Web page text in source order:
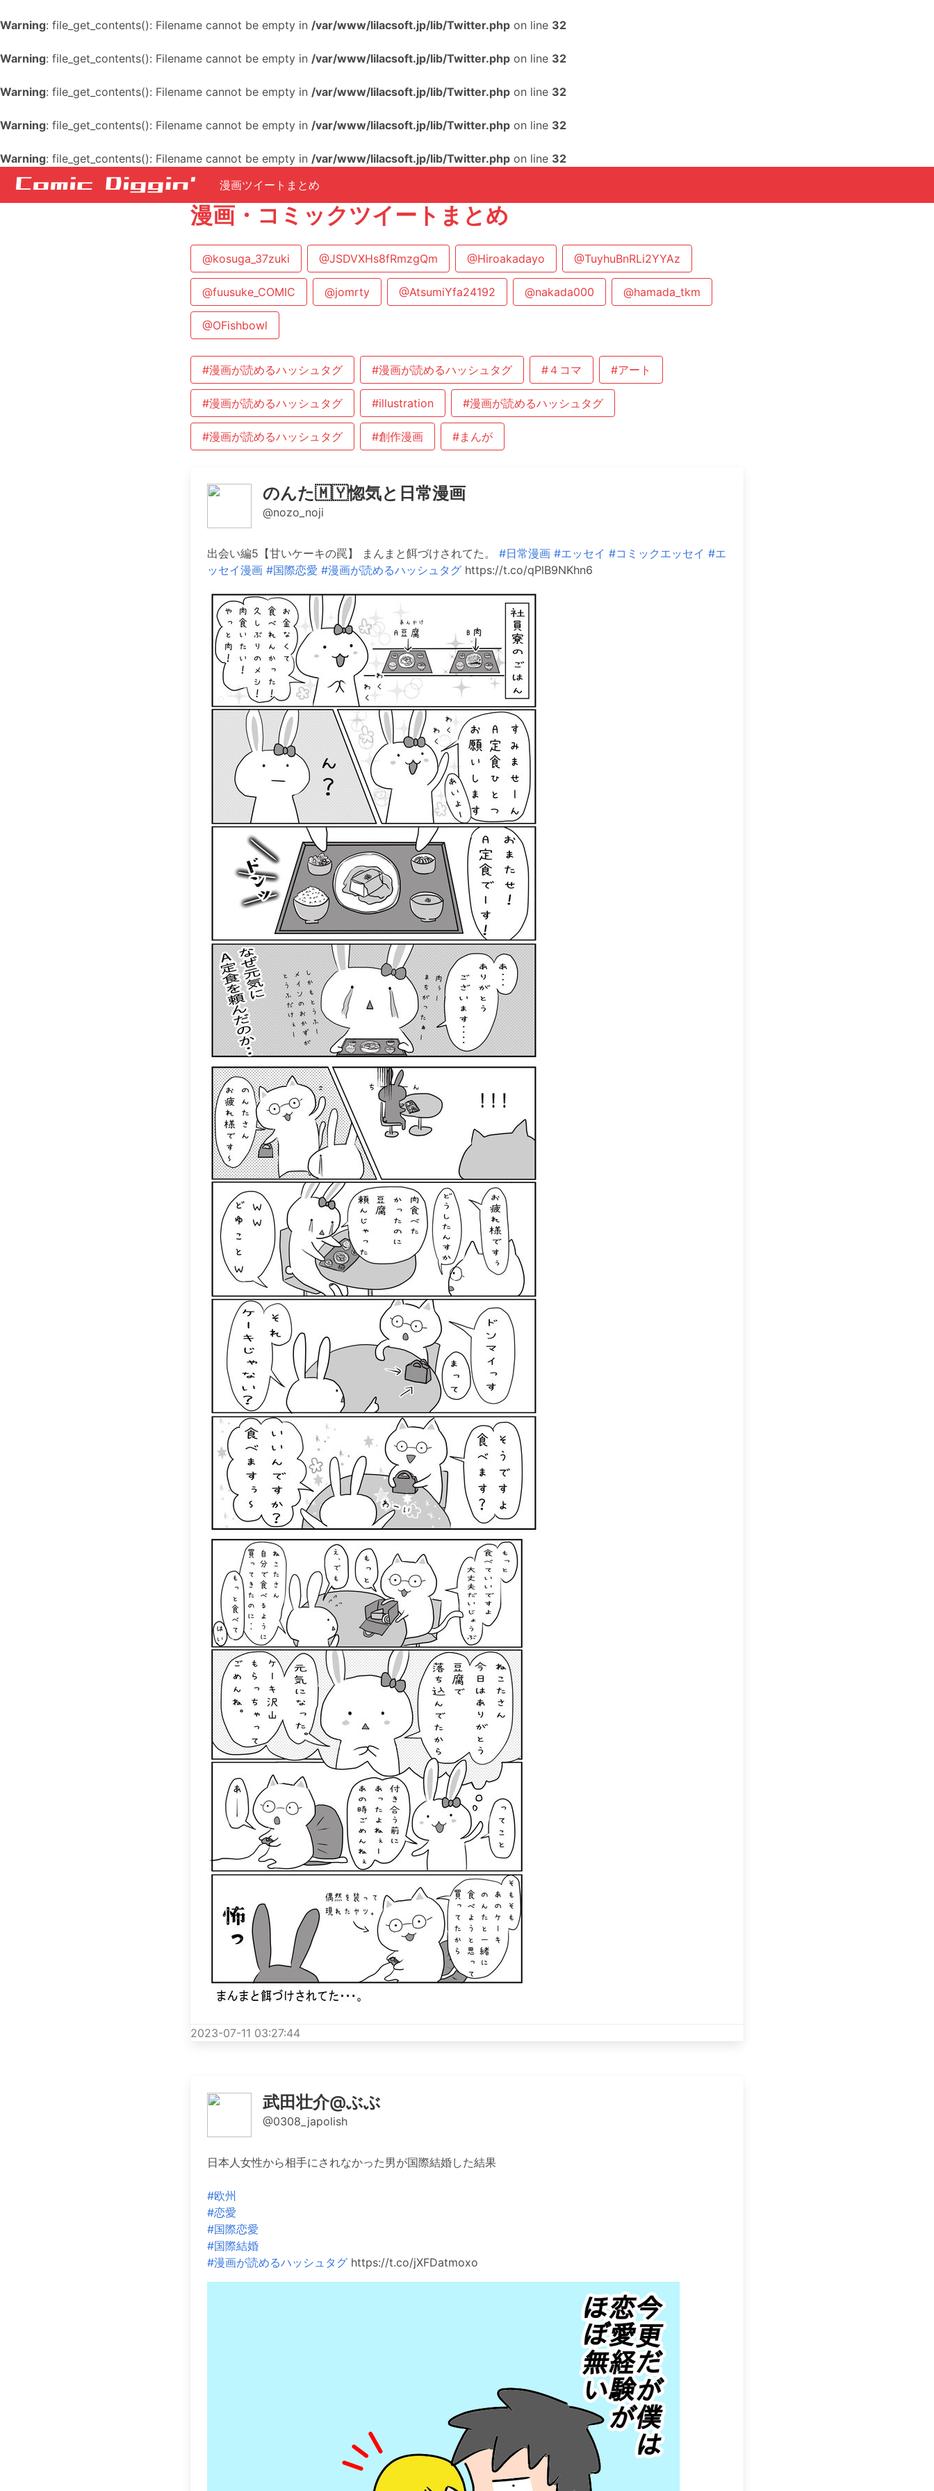
Warning: file_get_contents(): Filename cannot be empty in /var/www/lilacsoft.jp/lib/Twitter.php on line 32
Warning: file_get_contents(): Filename cannot be empty in /var/www/lilacsoft.jp/lib/Twitter.php on line 32
Warning: file_get_contents(): Filename cannot be empty in /var/www/lilacsoft.jp/lib/Twitter.php on line 32
Warning: file_get_contents(): Filename cannot be empty in /var/www/lilacsoft.jp/lib/Twitter.php on line 32
Warning: file_get_contents(): Filename cannot be empty in /var/www/lilacsoft.jp/lib/Twitter.php on line 32
漫画ツイートまとめ
漫画・コミックツイートまとめ
@kosuga_37zuki @JSDVXHs8fRmzgQm @Hiroakadayo @TuyhuBnRLi2YYAz
@fuusuke_COMIC @jomrty @AtsumiYfa24192 @nakada000 @hamada_tkm
@OFishbowl
#漫画が読めるハッシュタグ #漫画が読めるハッシュタグ #４コマ #アート
#漫画が読めるハッシュタグ #illustration #漫画が読めるハッシュタグ
#漫画が読めるハッシュタグ #創作漫画 #まんが
のんた🇲🇾惚気と日常漫画
@nozo_noji
出会い編5【甘いケーキの罠】 まんまと餌づけされてた。 #日常漫画 #エッセイ #コミックエッセイ #エ
ッセイ漫画 #国際恋愛 #漫画が読めるハッシュタグhttps://t.co/qPlB9NKhn6
2023-07-11 03:27:44
武田壮介@ぶぶ
@0308_japolish
日本人女性から相手にされなかった男が国際結婚した結果
#欧州
#恋愛
#国際恋愛
#国際結婚
#漫画が読めるハッシュタグhttps://t.co/jXFDatmoxo